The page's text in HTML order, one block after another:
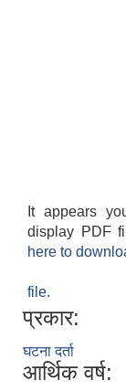
It appears
display PDF
here to
file.
प्रकार:
घटना दर्ता
आर्थिक वर्ष: